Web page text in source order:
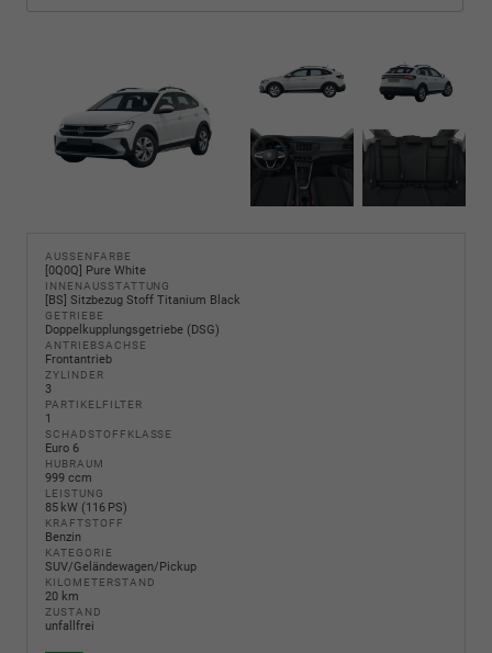
AUSSENFARBE
[0Q0Q] Pure White
INNENAUSSTATTUNG
[BS] Sitzbezug Stoff Titanium Black
GETRIEBE
Doppelkupplungsgetriebe (DSG)
ANTRIEBSACHSE
Frontantrieb
ZYLINDER
3
PARTIKELFILTER
1
SCHADSTOFFKLASSE
Euro 6
HUBRAUM
999 ccm
LEISTUNG
85 kW (116 PS)
KRAFTSTOFF
Benzin
KATEGORIE
SUV/Geländewagen/Pickup
KILOMETERSTAND
20 km
ZUSTAND
unfallfrei